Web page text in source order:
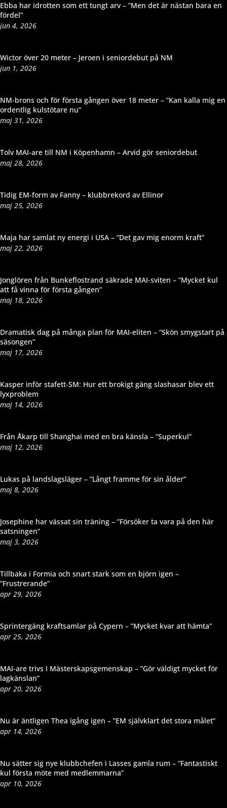
Ebba har idrotten som ett tungt arv – ”Men det är nästan bara en
fördel”
jun 4, 2026
Wictor över 20 meter – Jeroen i seniordebut på NM
jun 1, 2026
NM-brons och för första gången över 18 meter – ”Kan kalla mig en
ordentlig kulstötare nu”
maj 31, 2026
Tolv MAI-are till NM i Köpenhamn – Arvid gör seniordebut
maj 28, 2026
Tidig EM-form av Fanny – klubbrekord av Ellinor
maj 25, 2026
Maja har samlat ny energi i USA – ”Det gav mig enorm kraft”
maj 22, 2026
Jonglören från Bunkeflostrand säkrade MAI-sviten – ”Mycket kul
att få vinna för första gången”
maj 18, 2026
Dramatisk dag på många plan för MAI-eliten – ”Skön smygstart på
säsongen”
maj 17, 2026
Kasper inför stafett-SM: Hur ett brokigt gäng slashasar blev ett
lyxproblem
maj 14, 2026
Från Åkarp till Shanghai med en bra känsla – ”Superkul”
maj 12, 2026
Lukas på landslagsläger – ”Långt framme för sin ålder”
maj 8, 2026
Josephine har vässat sin träning – ”Försöker ta vara på den här
satsningen”
maj 3, 2026
Tillbaka i Formia och snart stark som en björn igen –
”Frustrerande”
apr 29, 2026
Sprintergäng kraftsamlar på Cypern – ”Mycket kvar att hämta”
apr 25, 2026
MAI-are trivs I Mästerskapsgemenskap – ”Gör väldigt mycket för
lagkänslan”
apr 20, 2026
Nu är äntligen Thea igång igen – ”EM självklart det stora målet”
apr 14, 2026
Nu sätter sig nye klubbchefen i Lasses gamla rum – ”Fantastiskt
kul första möte med medlemmarna”
apr 10, 2026